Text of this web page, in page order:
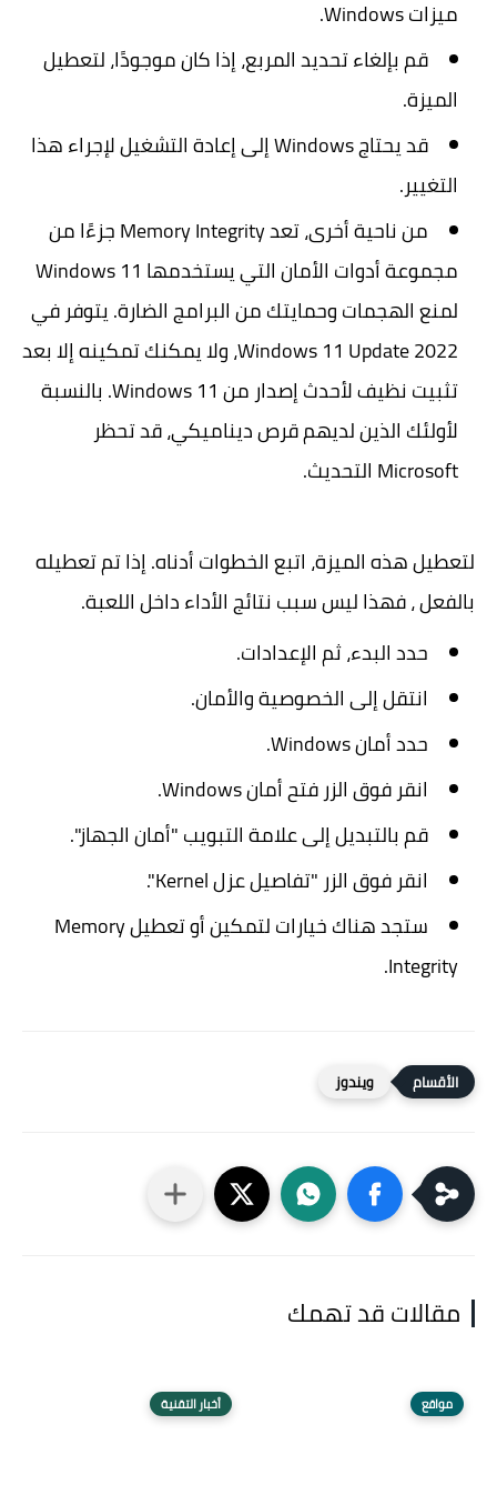
ميزات Windows.
قم بإلغاء تحديد المربع، إذا كان موجودًا، لتعطيل
الميزة.
قد يحتاج Windows إلى إعادة التشغيل لإجراء هذا
التغيير.
من ناحية أخرى، تعد Memory Integrity جزءًا من
مجموعة أدوات الأمان التي يستخدمها Windows 11
لمنع الهجمات وحمايتك من البرامج الضارة. يتوفر في
Windows 11 Update 2022، ولا يمكنك تمكينه إلا بعد
تثبيت نظيف لأحدث إصدار من Windows 11. بالنسبة
لأولئك الذين لديهم قرص ديناميكي، قد تحظر
Microsoft التحديث.
لتعطيل هذه الميزة، اتبع الخطوات أدناه. إذا تم تعطيله
بالفعل ، فهذا ليس سبب نتائج الأداء داخل اللعبة.
حدد البدء، ثم الإعدادات.
انتقل إلى الخصوصية والأمان.
حدد أمان Windows.
انقر فوق الزر فتح أمان Windows.
قم بالتبديل إلى علامة التبويب "أمان الجهاز".
انقر فوق الزر "تفاصيل عزل Kernel".
ستجد هناك خيارات لتمكين أو تعطيل Memory
Integrity.
ويندوز
مقالات قد تهمك
مواقع أخبار التقنية